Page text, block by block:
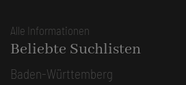
Alle Informationen
Beliebte Suchlisten
Baden-Württemberg